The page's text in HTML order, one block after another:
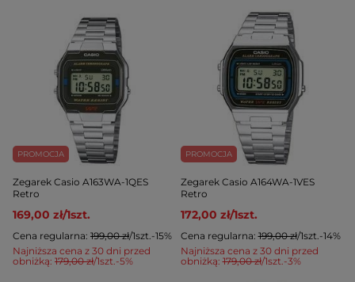
PROMOCJA
Zegarek Casio A163WA-1QES
Retro
169,00 zł/1szt.
Najniższa cena z 30 dni przed
obniżką: 179,00 zł/1szt.-5%
Cena regularna: 199,00 zł/1szt.-15%
PROMOCJA
Zegarek Casio A164WA-1VES
Retro
172,00 zł/1szt.
Najniższa cena z 30 dni przed
obniżką:179,00 zł/1szt.-3%
Cena regularna:199,00 zł/1szt.-14%